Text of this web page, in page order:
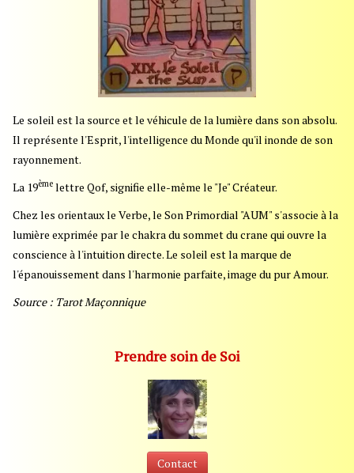
Le soleil est la source et le véhicule de la lumière dans son absolu.
Il représente l'Esprit, l'intelligence du Monde qu'il inonde de son
rayonnement.
La 19ème lettre Qof, signifie elle-même le "Je" Créateur.
Chez les orientaux le Verbe, le Son Primordial "AUM" s'associe à la
lumière exprimée par le chakra du sommet du crane qui ouvre la
conscience à l'intuition directe. Le soleil est la marque de
l'épanouissement dans l'harmonie parfaite, image du pur Amour.
Source : Tarot Maçonnique
Prendre soin de Soi
Contact